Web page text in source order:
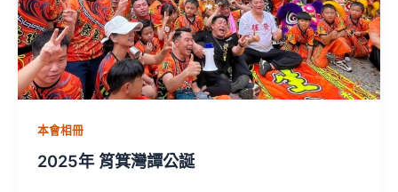
本會相冊
2025年 筲箕灣譚公誕